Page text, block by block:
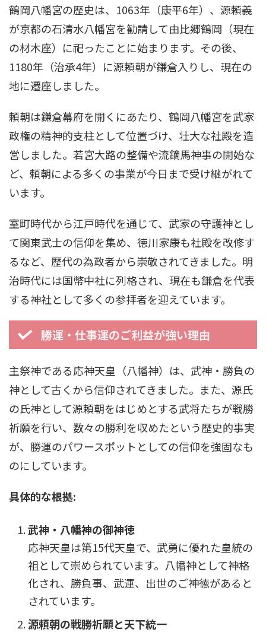
鶴岡八幡宮の歴史は、1063年（康平6年）、源頼義
が京都の石清水八幡宮を勧請して由比郷鶴岡（現在
の材木座）に祀ったことに始まります。その後、
1180年（治承4年）に源頼朝が鎌倉入りし、現在の
地に遷座しました。
頼朝は鎌倉幕府を開くにあたり、鶴岡八幡宮を武家
政権の精神的支柱として位置づけ、壮大な社殿を造
営しました。若宮大路の整備や流鏑馬神事の開始な
ど、頼朝による多くの事業が今日まで受け継がれて
います。
室町時代から江戸時代を通じて、武家の守護神とし
て関東武士の信仰を集め、徳川家康も社殿を改修す
るなど、歴代の為政者から崇敬されてきました。明
治時代には国幣中社に列格され、現在も鎌倉を代表
する神社として多くの参拝者を迎えています。
勝運・仕事運のご利益が強い理由
主祭神である応神天皇（八幡神）は、武神・勝負の
神として古くから信仰されてきました。また、源氏
の氏神として源頼朝をはじめとする武将たちが戦勝
祈願を行い、数々の勝利を収めたという歴史的事実
が、勝運のパワースポットとしての信仰を強固なも
のにしています。
具体的な根拠:
武神・八幡神の御神徳
応神天皇は第15代天皇で、武勇に優れた皇統の
祖として崇められています。八幡神として神格
化され、勝負事、武運、出世のご神徳があると
されています。
源頼朝の戦勝祈願と天下統一